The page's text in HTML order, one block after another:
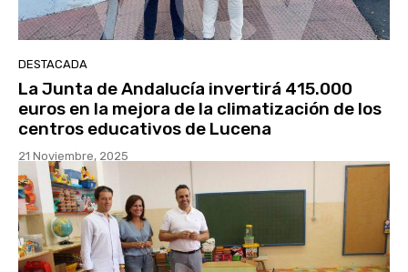
DESTACADA
La Junta de Andalucía invertirá 415.000
euros en la mejora de la climatización de los
centros educativos de Lucena
21 Noviembre, 2025